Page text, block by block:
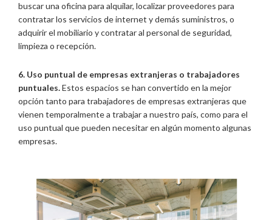
buscar una oficina para alquilar, localizar proveedores para
contratar los servicios de internet y demás suministros, o
adquirir el mobiliario y contratar al personal de seguridad,
limpieza o recepción.
6. Uso puntual de empresas extranjeras o trabajadores
puntuales.Estos espacios se han convertido en la mejor
opción tanto para trabajadores de empresas extranjeras que
vienen temporalmente a trabajar a nuestro país, como para el
uso puntual que pueden necesitar en algún momento algunas
empresas.